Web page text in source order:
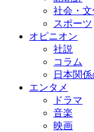
社会・文
スポーツ
オピニオン
社説
コラム
日本関
エンタメ
ドラマ
音楽
映画